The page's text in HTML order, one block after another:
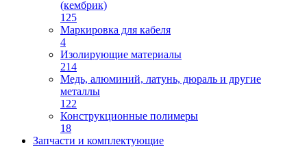
(кембрик)
125
Маркировка для кабеля
4
Изолирующие материалы
214
Медь, алюминий, латунь, дюраль и другие
металлы
122
Конструкционные полимеры
18
Запчасти и комплектующие